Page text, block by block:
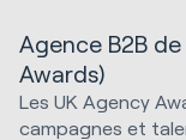
Agence B2B
Awards)
Les UK Agency
campagnes et